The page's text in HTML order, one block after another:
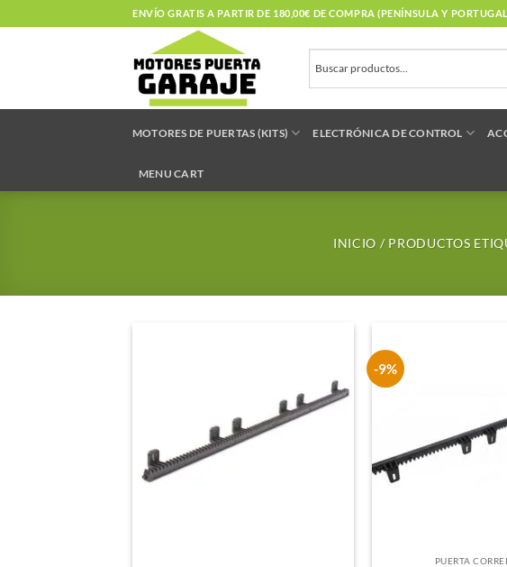
al
ENVÍO GRATIS A PARTIR DE 180,00€ DE COMPRA (PENÍNSULA Y
MOTORES DE PUERTAS (KITS) ELECTRÓNICA DE CONTROL
MENU CART
INICIO /PRODUCTOS
-9%
PUERTA